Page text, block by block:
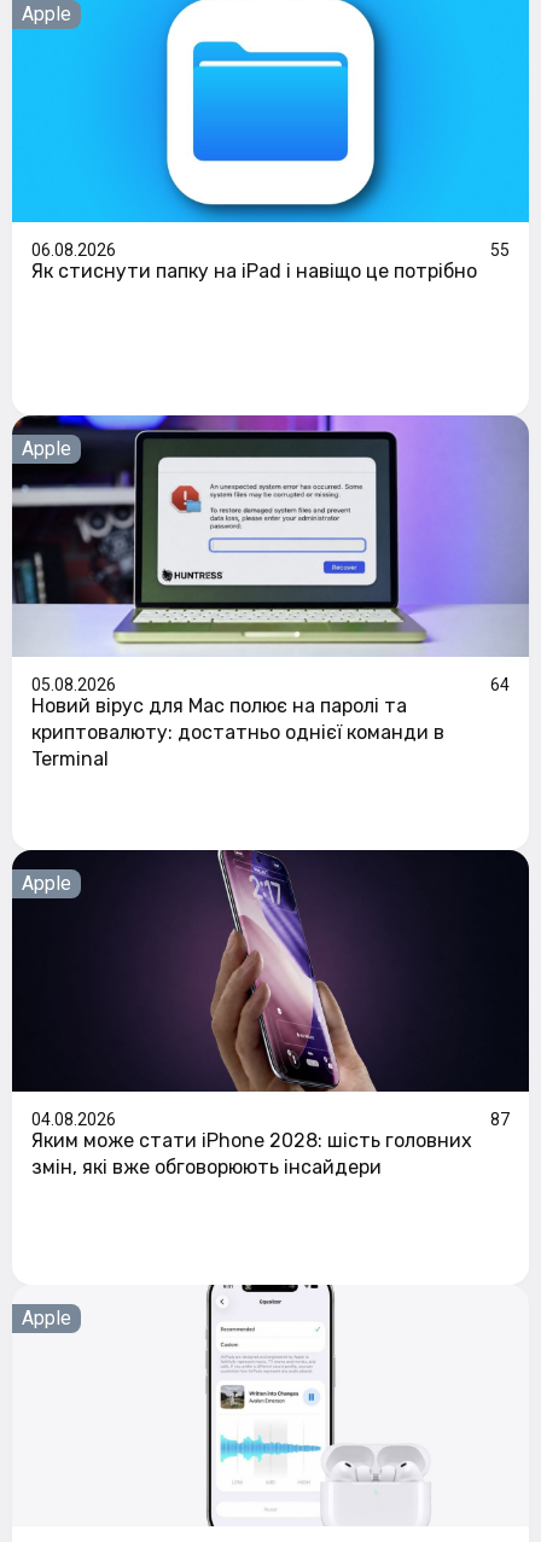
Apple
06.08.2026 55
Як стиснути папку на iPad і навіщо це потрібно
Apple
05.08.2026 64
Новий вірус для Mac полює на паролі та
криптовалюту: достатньо однієї команди в
Terminal
Apple
04.08.2026 87
Яким може стати iPhone 2028: шість головних
змін, які вже обговорюють інсайдери
Apple